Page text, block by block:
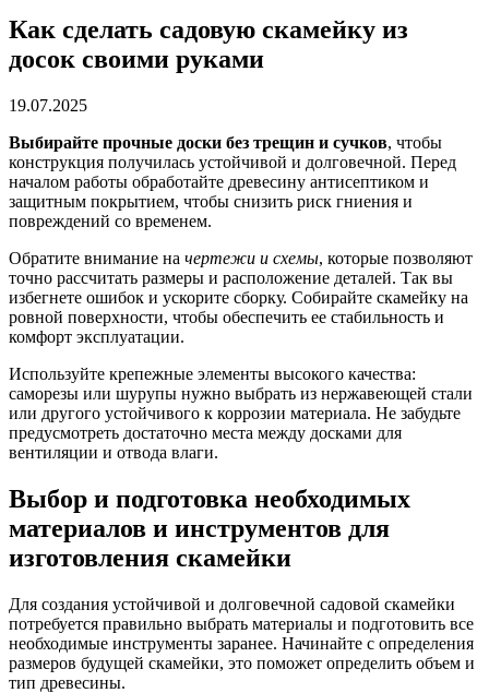
Как сделать садовую скамейку из
досок своими руками
19.07.2025
Выбирайте прочные доски без трещин и сучков, чтобы
конструкция получилась устойчивой и долговечной. Перед
началом работы обработайте древесину антисептиком и
защитным покрытием, чтобы снизить риск гниения и
повреждений со временем.
Обратите внимание на чертежи и схемы, которые позволяют
точно рассчитать размеры и расположение деталей. Так вы
избегнете ошибок и ускорите сборку. Собирайте скамейку на
ровной поверхности, чтобы обеспечить ее стабильность и
комфорт эксплуатации.
Используйте крепежные элементы высокого качества:
саморезы или шурупы нужно выбрать из нержавеющей стали
или другого устойчивого к коррозии материала. Не забудьте
предусмотреть достаточно места между досками для
вентиляции и отвода влаги.
Выбор и подготовка необходимых
материалов и инструментов для
изготовления скамейки
Для создания устойчивой и долговечной садовой скамейки
потребуется правильно выбрать материалы и подготовить все
необходимые инструменты заранее. Начинайте с определения
размеров будущей скамейки, это поможет определить объем и
тип древесины.